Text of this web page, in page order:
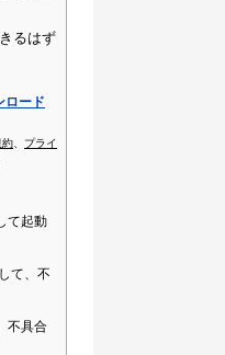
るはず
ロード
約
プライ
て起動
て、不
不具合